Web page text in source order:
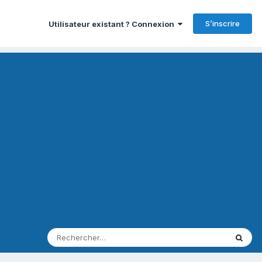
Utilisateur existant ? Connexion S’inscrire